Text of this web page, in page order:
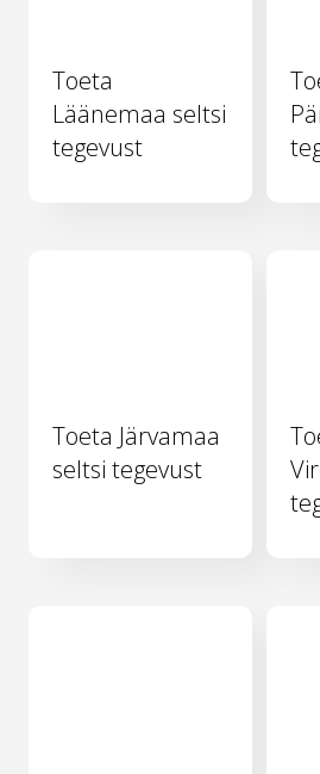
Toeta
Läänemaa seltsi
tegevust
Toeta Järvamaa
seltsi tegevust